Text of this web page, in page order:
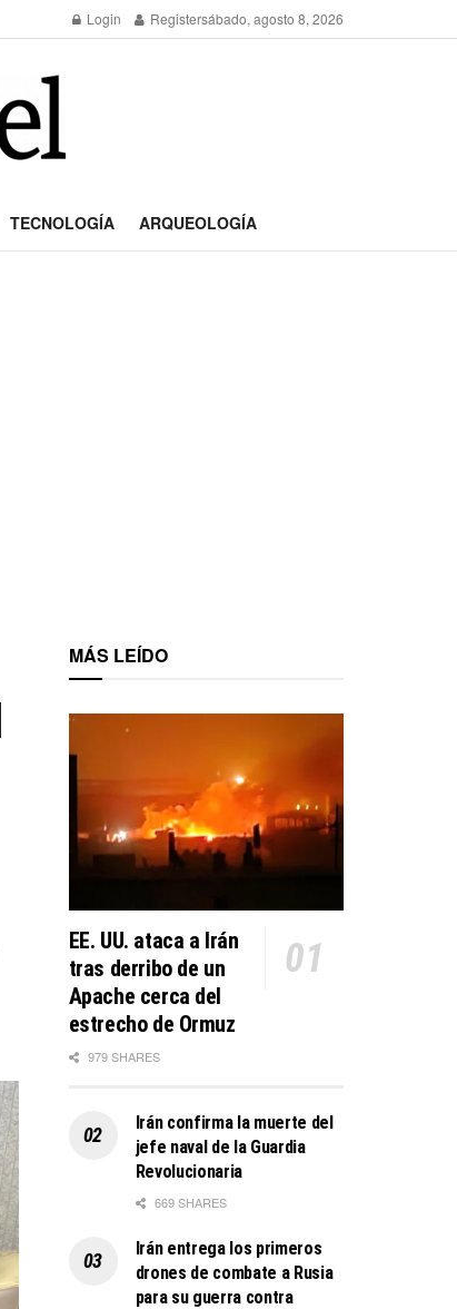
Login Registersábado, agosto 8, 2026
TECNOLOGÍA ARQUEOLOGÍA
MÁS LEÍDO
EE. UU. ataca a Irán
tras derribo de un
Apache cerca del
estrecho de Ormuz
979 SHARES
Irán confirma la muerte del
jefe naval de la Guardia
Revolucionaria
669 SHARES
Irán entrega los primeros
drones de combate a Rusia
para su guerra contra